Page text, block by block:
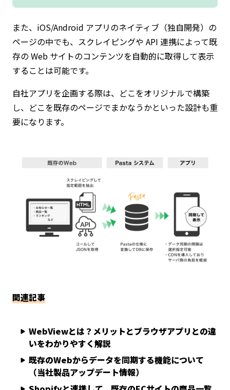
また、iOS/Android アプリのネイティブ（独自開発）の
ページの中でも、スクレイピングや API 連携によって既
存の Web サイトのコンテンツを自動的に取得して表示
することは可能です。
自社アプリを企画する際は、どこをオリジナルで構築
し、どこを既存のページでまかなうかといった設計も重
要になります。
関連記事
WebViewとは？メリットとブラウザアプリとの違
いをわかりやすく解説
既存のWebからデータを同期する機能について
（当社製品アップデート情報）